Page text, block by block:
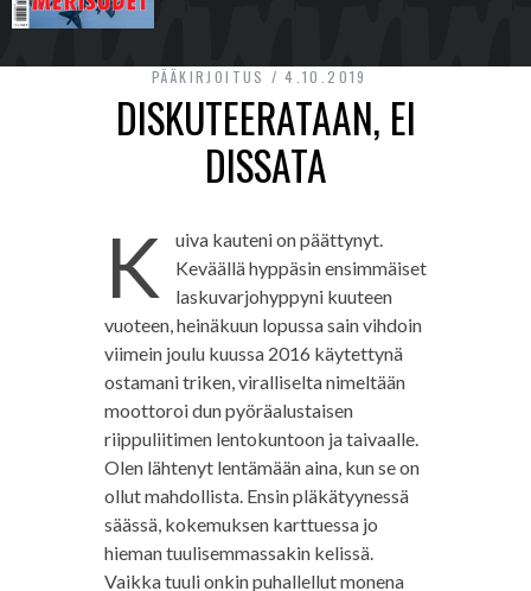
PÄÄKIRJOITUS 4.10.2019
DISKUTEERATAAN, EI
DISSATA
K
uiva kauteni on päättynyt.
Keväällä hyppäsin ensimmäiset
laskuvarjohyppyni kuuteen
vuoteen, heinäkuun lopussa sain vihdoin
viimein joulu kuussa 2016 käytettynä
ostamani triken, viralliselta nimeltään
moottoroi dun pyöräalustaisen
riippuliitimen lentokuntoon ja taivaalle.
Olen lähtenyt lentämään aina, kun se on
ollut mahdollista. Ensin pläkätyynessä
säässä, kokemuksen karttuessa jo
hieman tuulisemmassakin kelissä.
Vaikka tuuli onkin puhallellut monena